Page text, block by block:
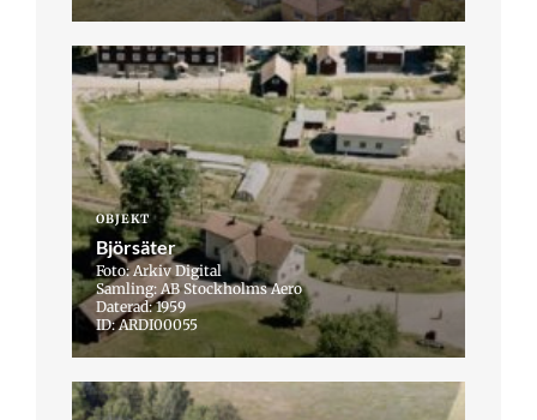
OBJEKT
Björsäter
Foto: Arkiv Digital
Samling: AB Stockholms Aero
Daterad: 1959
ID: ARDI00055